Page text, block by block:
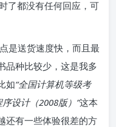
了都没有任何回应，可
是送货速度快，而且最
品种比较少，这是我多
如“全国计算机等级考
设计（2008版）”这本
还有一些体验很差的方